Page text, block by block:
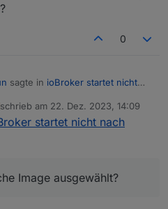
0
sagte in ioBroker startet nicht
Raspberry OS Imager?
schrieb am 22. Dez. 2023, 14:09
editiert von
startet nicht nach
Image ausgewählt?